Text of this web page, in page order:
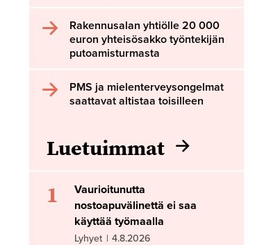
Rakennusalan yhtiölle 20 000
euron yhteisösakko työntekijän
putoamisturmasta
PMS ja mielenterveysongelmat
saattavat altistaa toisilleen
Luetuimmat
1
Vaurioitunutta
nostoapuvälinettä ei saa
käyttää työmaalla
Lyhyet | 4.8.2026